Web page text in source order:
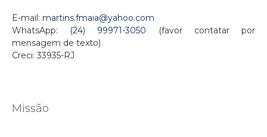
E-mail: martins.fmaia@yahoo.com
WhatsApp: (24) 99971-3050 (favor contatar por
mensagem de texto)
Creci: 33935-RJ
Missão